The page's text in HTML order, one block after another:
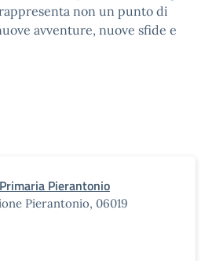
non un punto di
avventure, nuove sfide e
Primaria Pierantonio
Pierantonio, 06019